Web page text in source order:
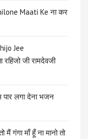
Maati Ke ना कर
Jee
जी रामदेवजी
लगा देना भजन
गंगा माँ हूँ ना मानो तो